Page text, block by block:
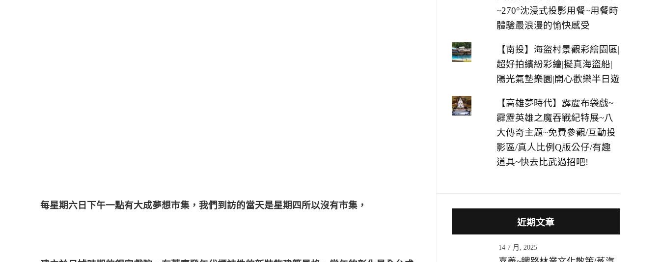
每星期六日下午一點有大成夢想市集，我們到訪的當天是星期四所以沒有市集，
~270°沈浸式投影用餐~用餐時
體驗最浪漫的愉快感受
【南投】海盜村景觀彩繪園區|
超好拍繽紛彩繪|擬真海盜船|
陽光氣墊樂園|開心歡樂半日遊
【高雄夢時代】霹靂布袋戲~
霹靂英雄之魔吞戰紀特展~八
大傳奇主題~免費參觀/互動投
影區/真人比例Q版公仔/有趣
道具~快去比武過招吧!
近期文章
14 7 月, 2025